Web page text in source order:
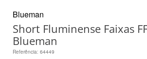
Blueman
Short Fluminense Faixas
Blueman
Referência: 64449